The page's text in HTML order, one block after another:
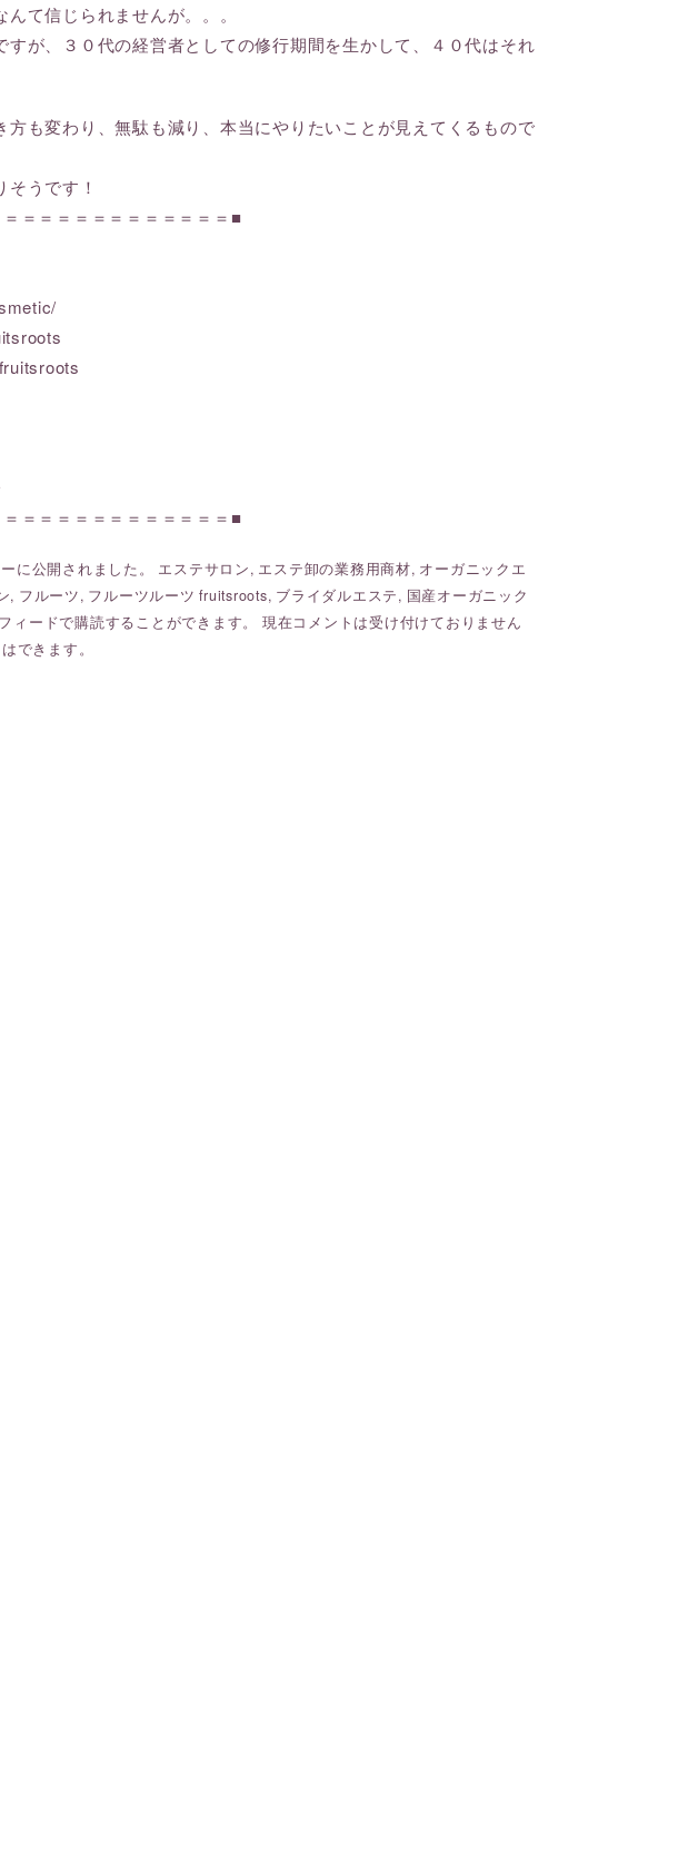
て信じられませんが。。。
が、３０代の経営者としての修行期間を生かして、４０代はそれ
も変わり、無駄も減り、本当にやりたいことが見えてくるもので
うです！
＝＝＝＝＝＝＝＝＝＝＝＝■
＝＝＝＝＝＝＝＝＝＝＝＝■
に公開されました。 エステサロン, エステ卸の業務用商材, オーガニックエ
, フルーツ, フルーツルーツ fruitsroots, ブライダルエステ, 国産オーガニック
フィードで購読することができます。 現在コメントは受け付けておりません
できます。